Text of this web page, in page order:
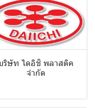
ริษัท ไดอิชิ พลาสติค
จำกัด